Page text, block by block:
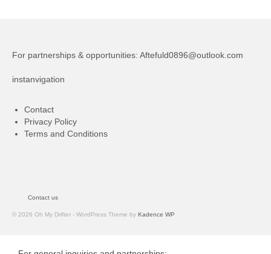
For partnerships & opportunities: Aftefuld0896@outlook.com
instanvigation
Contact
Privacy Policy
Terms and Conditions
Contact us
© 2026 Oh My Drifter - WordPress Theme by Kadence WP